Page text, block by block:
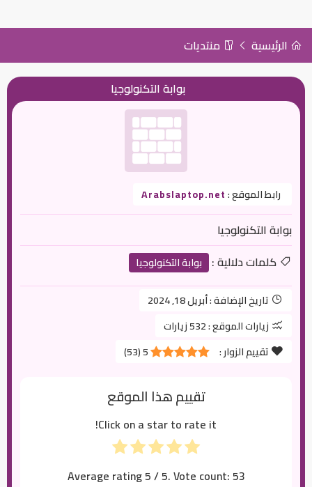
الرئيسية منتديات
بوابة التكنولوجيا
رابط الموقع :Arabslaptop.net
بوابة التكنولوجيا
كلمات دلالية :
بوابة التكنولوجيا
تاريخ الإضافة :أبريل 18, 2024
زيارات الموقع :532 زيارات
تقييم الزوار :
5
(
53
)
تقييم هذا الموقع
Click on a star to rate it!
Average rating5/ 5. Vote count:53